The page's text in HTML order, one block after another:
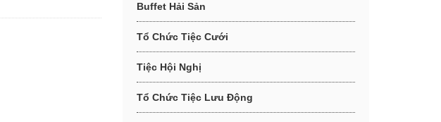
Buffet Hải Sản
Tổ Chức Tiệc Cưới
Tiệc Hội Nghị
Tổ Chức Tiệc Lưu Động